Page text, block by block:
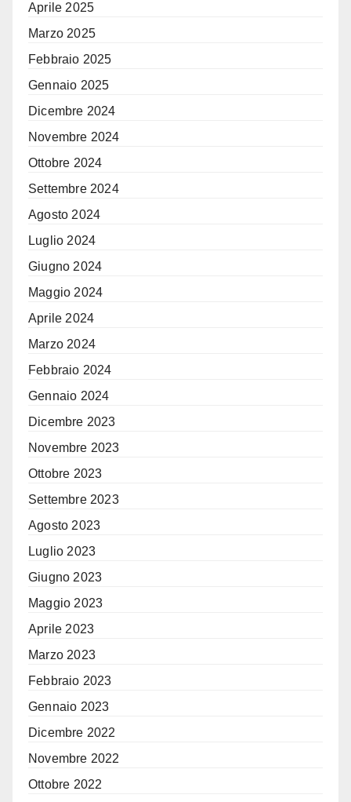
Aprile 2025
Marzo 2025
Febbraio 2025
Gennaio 2025
Dicembre 2024
Novembre 2024
Ottobre 2024
Settembre 2024
Agosto 2024
Luglio 2024
Giugno 2024
Maggio 2024
Aprile 2024
Marzo 2024
Febbraio 2024
Gennaio 2024
Dicembre 2023
Novembre 2023
Ottobre 2023
Settembre 2023
Agosto 2023
Luglio 2023
Giugno 2023
Maggio 2023
Aprile 2023
Marzo 2023
Febbraio 2023
Gennaio 2023
Dicembre 2022
Novembre 2022
Ottobre 2022